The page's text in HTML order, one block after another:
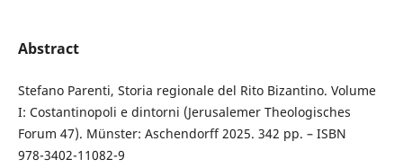
Abstract
Stefano Parenti, Storia regionale del Rito Bizantino. Volume
I: Co­stantinopoli e dintorni (Jerusalemer Theologisches
Forum 47). Münster: Aschendorff 2025. 342 pp. – ISBN
978­-3­402-11082-­9